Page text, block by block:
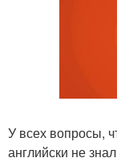
У всех вопросы,
английски не